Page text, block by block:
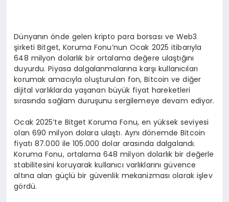
Dünyanın önde gelen kripto para borsası ve Web3
şirketi Bitget, Koruma Fonu’nun Ocak 2025 itibarıyla
648 milyon dolarlık bir ortalama değere ulaştığını
duyurdu. Piyasa dalgalanmalarına karşı kullanıcıları
korumak amacıyla oluşturulan fon, Bitcoin ve diğer
dijital varlıklarda yaşanan büyük fiyat hareketleri
sırasında sağlam duruşunu sergilemeye devam ediyor.
Ocak 2025’te Bitget Koruma Fonu, en yüksek seviyesi
olan 690 milyon dolara ulaştı. Aynı dönemde Bitcoin
fiyatı 87.000 ile 105.000 dolar arasında dalgalandı.
Koruma Fonu, ortalama 648 milyon dolarlık bir değerle
stabilitesini koruyarak kullanıcı varlıklarını güvence
altına alan güçlü bir güvenlik mekanizması olarak işlev
gördü.